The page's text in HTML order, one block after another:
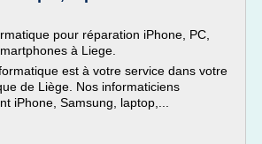
pour réparation iPhone, PC,
à Liege.
est à votre service dans votre
de Liège. Nos informaticiens
iPhone, Samsung, laptop,...